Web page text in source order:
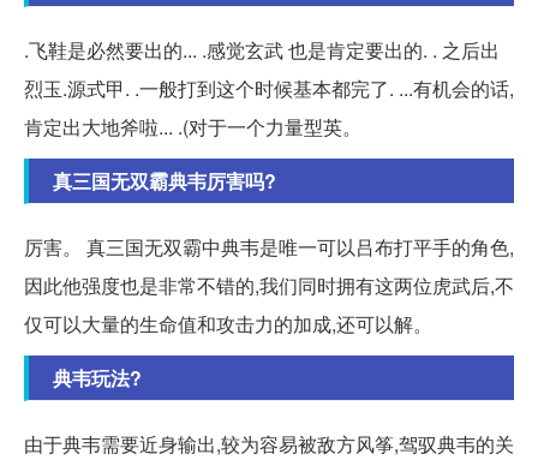
.飞鞋是必然要出的... .感觉玄武 也是肯定要出的. . 之后出
烈玉.源式甲. .一般打到这个时候基本都完了. ...有机会的话,
肯定出大地斧啦... .(对于一个力量型英。
真三国无双霸典韦厉害吗?
厉害。 真三国无双霸中典韦是唯一可以吕布打平手的角色,
因此他强度也是非常不错的,我们同时拥有这两位虎武后,不
仅可以大量的生命值和攻击力的加成,还可以解。
典韦玩法?
由于典韦需要近身输出,较为容易被敌方风筝,驾驭典韦的关